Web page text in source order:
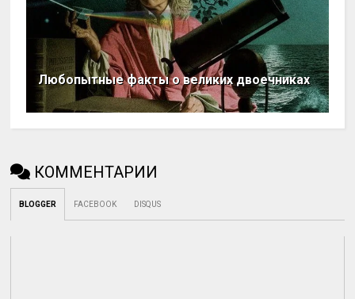
Любопытные факты о великих двоечниках
КОММЕНТАРИИ
BLOGGER FACEBOOK DISQUS